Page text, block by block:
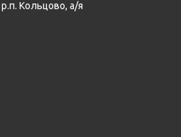
Кольцово, а/я